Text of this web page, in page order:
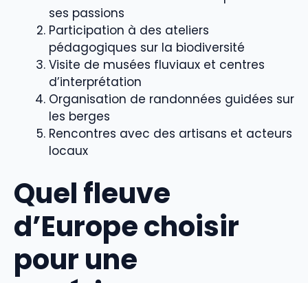
ses passions
Participation à des ateliers
pédagogiques sur la biodiversité
Visite de musées fluviaux et centres
d’interprétation
Organisation de randonnées guidées sur
les berges
Rencontres avec des artisans et acteurs
locaux
Quel fleuve
d’Europe choisir
pour une